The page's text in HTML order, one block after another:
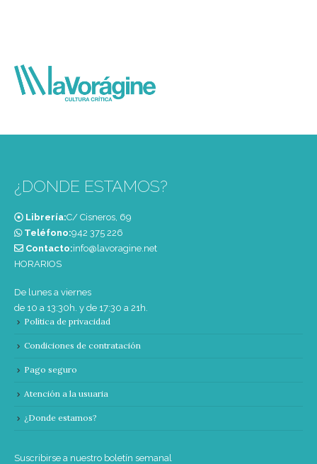
¿DONDE ESTAMOS?
Librería:C/ Cisneros, 69
Teléfono:‭942 375 226‬
Contacto:info@lavoragine.net
HORARIOS
De lunes a viernes
de 10 a 13:30h. y de 17:30 a 21h.
Política de privacidad
Condiciones de contratación
Pago seguro
Atención a la usuaria
¿Donde estamos?
Suscribirse a nuestro boletín semanal